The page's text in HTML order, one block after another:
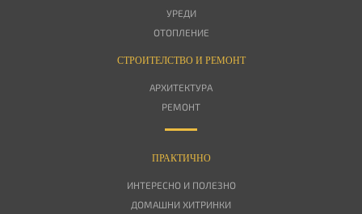
УРЕДИ
ОТОПЛЕНИЕ
СТРОИТЕЛСТВО И РЕМОНТ
АРХИТЕКТУРА
РЕМОНТ
ПРАКТИЧНО
ИНТЕРЕСНО И ПОЛЕЗНО
ДОМАШНИ ХИТРИНКИ